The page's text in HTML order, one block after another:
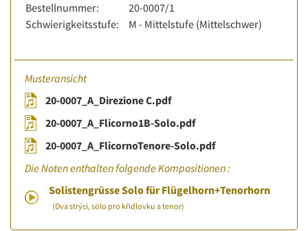
Bestellnummer:
20-0007/1
Schwierigkeitsstufe:
M - Mittelstufe (Mittelschwer)
Musteransicht
20-0007_A_Direzione C.pdf
20-0007_A_Flicorno1B-Solo.pdf
20-0007_A_FlicornoTenore-Solo.pdf
Die Noten enthalten folgende Kompositionen :
Solistengrüsse Solo für Flügelhorn+Tenorhorn
(Dva strýci, sólo pro křídlovku a tenor)